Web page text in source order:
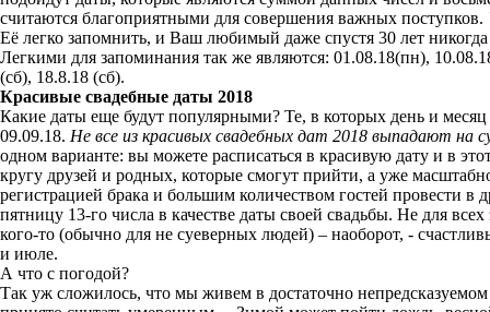
считаются благоприятными для совершения важных поступков.
Её легко запомнить, и Ваш любимый даже спустя 30 лет
Легкими для запоминания так же являются: 01.08.18(пн),
(сб), 18.8.18 (сб).
Красивые свадебные даты 2018
Какие даты еще будут популярными? Те, в которых день и
09.09.18. Не все из красивых свадебных дат 2018 выпадают на
одном варианте: вы можете расписаться в красивую дату и в
кругу друзей и родных, которые смогут прийти, а уже
регистрацией брака и большим количеством гостей провести
пятницу 13-го числа в качестве даты своей свадьбы. Не для
кого-то (обычно для не суеверных людей) – наоборот, -
и июле.
А что с погодой?
Так уж сложилось, что мы живем в достаточно непредсказуемом